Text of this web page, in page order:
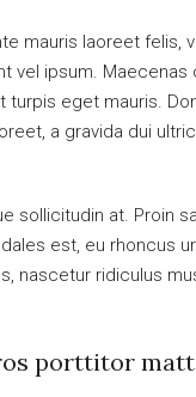
mauris laoreet felis,
vel ipsum.
eget mauris.
a gravida dui
sollicitudin at. Proin
est, eu rhoncus
nascetur ridiculus
porttitor